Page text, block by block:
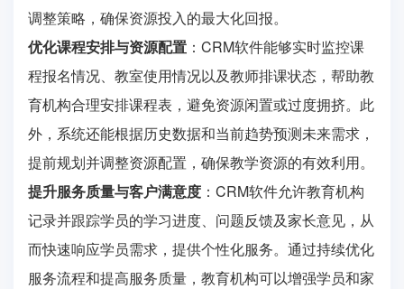
调整策略，确保资源投入的最大化回报。
优化课程安排与资源配置 ：CRM软件能够实时监控课
程报名情况、教室使用情况以及教师排课状态，帮助教
育机构合理安排课程表，避免资源闲置或过度拥挤。此
外，系统还能根据历史数据和当前趋势预测未来需求，
提前规划并调整资源配置，确保教学资源的有效利用。
提升服务质量与客户满意度 ：CRM软件允许教育机构
记录并跟踪学员的学习进度、问题反馈及家长意见，从
而快速响应学员需求，提供个性化服务。通过持续优化
服务流程和提高服务质量，教育机构可以增强学员和家